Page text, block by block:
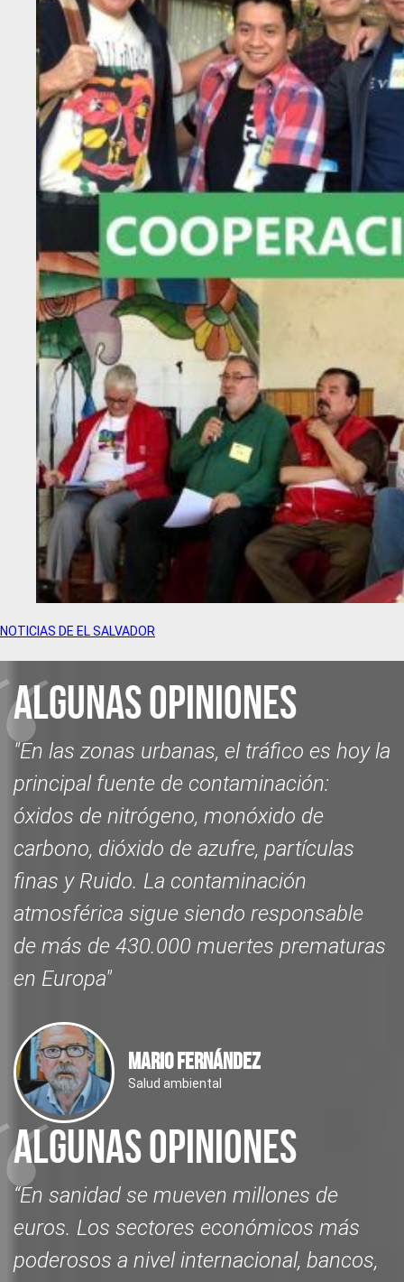
NOTICIAS DE EL SALVADOR
Algunas opiniones
"En las zonas urbanas, el tráfico es hoy la
principal fuente de contaminación:
óxidos de nitrógeno, monóxido de
carbono, dióxido de azufre, partículas
finas y Ruido. La contaminación
atmosférica sigue siendo responsable
de más de 430.000 muertes prematuras
en Europa"
Mario Fernández
Salud ambiental
Algunas opiniones
“En sanidad se mueven millones de
euros. Los sectores económicos más
poderosos a nivel internacional, bancos,